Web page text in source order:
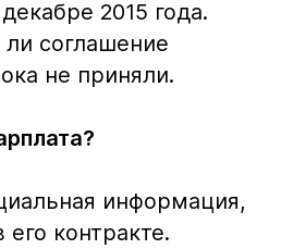
2015 года.
соглашение
не приняли.
информация,
его контракте.